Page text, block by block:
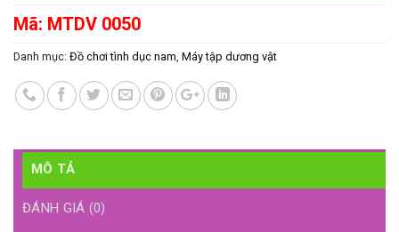
Mã: MTDV 0050
Danh mục: Đồ chơi tình dục nam Máy tập dương vật
MÔ TẢ
ĐÁNH GIÁ (0)